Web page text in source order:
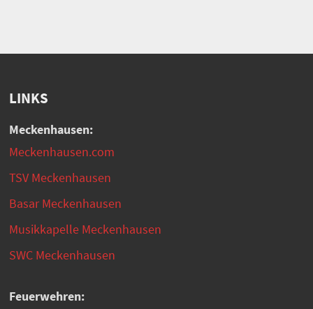
LINKS
Meckenhausen:
Meckenhausen.com
TSV Meckenhausen
Basar Meckenhausen
Musikkapelle Meckenhausen
SWC Meckenhausen
Feuerwehren: